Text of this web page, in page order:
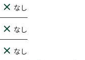
なし
なし
なし